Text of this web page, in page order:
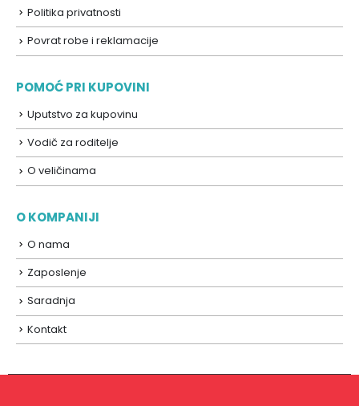
Politika privatnosti
Povrat robe i reklamacije
POMOĆ PRI KUPOVINI
Uputstvo za kupovinu
Vodič za roditelje
O veličinama
O KOMPANIJI
O nama
Zaposlenje
Saradnja
Kontakt